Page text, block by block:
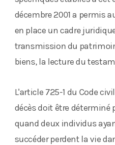
décembre 2001 a permis
en place un cadre
transmission du
biens, la lecture du
L'article 725-1 du Code
décès doit être déterminé
quand deux individus
succéder perdent la vie